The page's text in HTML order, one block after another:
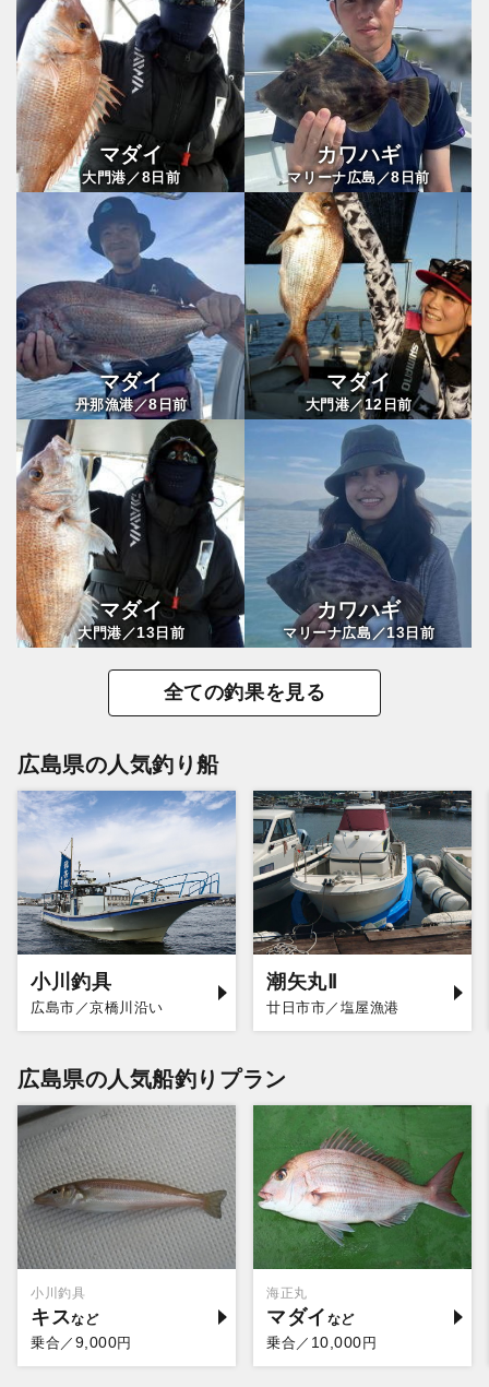
マダイ
大門港／8日前
カワハギ
マリーナ広島／8日前
マダイ
丹那漁港／8日前
マダイ
大門港／12 日前
マダイ
大門港／13日前
カワハギ
マリーナ広島／13日前
全ての釣果を見る
広島県の人気釣り船
小川釣具
広島市／京橋川沿い
潮矢丸Ⅱ
廿日市市／塩屋漁港
広島県の人気船釣りプラン
小川釣具
キス
乗合／ 9,000円
海正丸
マダイ
乗合／ 10,000円